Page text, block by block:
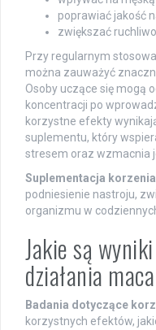
poprawiać jakość
zwiększać
Przy regularnym
można zauważyć
Osoby uczące się mogą
koncentracji po
korzystne efekty
suplementu, który
stresem oraz wzmacnia
Suplementacja
podniesienie nastroju,
organizmu w
Jakie są
działania
Badania dotyczące
korzystnych efektów,